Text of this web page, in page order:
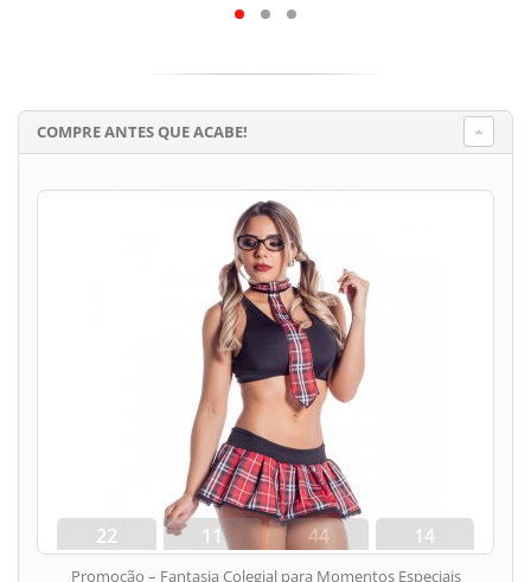
COMPRE ANTES QUE ACABE!
22
dias
11
hora
44
min
13
seg
Promoção – Fantasia Colegial para Momentos Especiais